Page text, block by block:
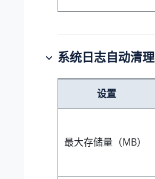
系统日志自动清理
设置
最大存储量（MB）